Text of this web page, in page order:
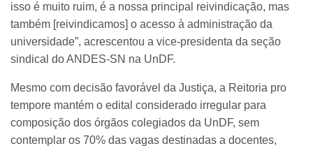
isso é muito ruim, é a nossa principal reivindicação, mas
também [reivindicamos] o acesso à administração da
universidade”, acrescentou a vice-presidenta da seção
sindical do ANDES-SN na UnDF.
Mesmo com decisão favorável da Justiça, a Reitoria pro
tempore mantém o edital considerado irregular para
composição dos órgãos colegiados da UnDF, sem
contemplar os 70% das vagas destinadas a docentes,